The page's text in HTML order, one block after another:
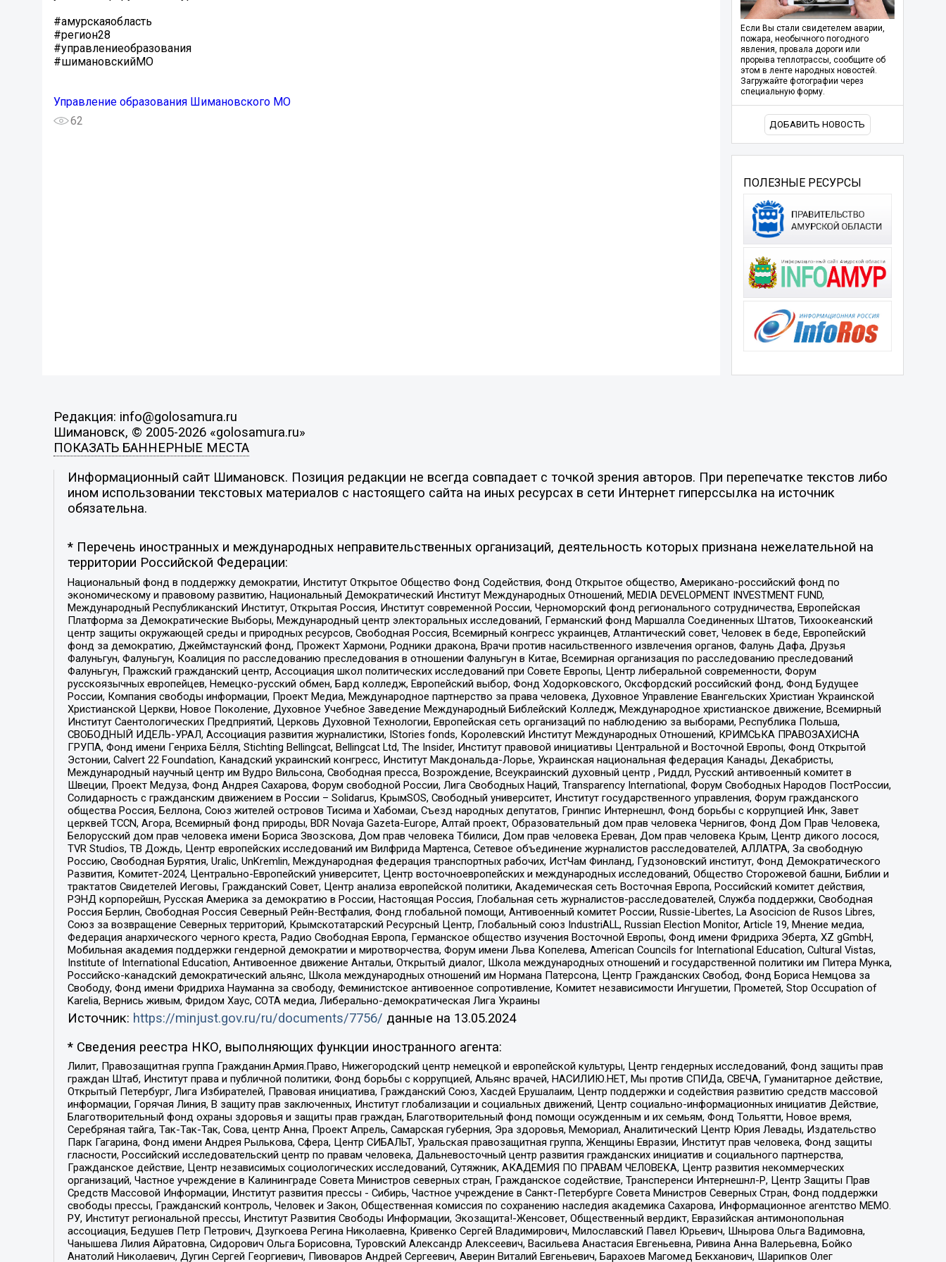
#амурскаяобласть
#регион28
#управлениеобразования
#шимановскийМО
Управление образования Шимановского МО
62
Если Вы стали свидетелем аварии,
пожара, необычного погодного
явления, провала дороги или
прорыва теплотрассы, сообщите об
этом в ленте народных новостей.
Загружайте фотографии через
специальную форму.
ДОБАВИТЬ НОВОСТЬ
ПОЛЕЗНЫЕ РЕСУРСЫ
Редакция: info@golosamura.ru
Шимановск, © 2005-2026 «golosamura.ru»
ПОКАЗАТЬ БАННЕРНЫЕ МЕСТА
Информационный сайт Шимановск. Позиция редакции не всегда совпадает с точкой зрения авторов. При перепечатке текстов либо
ином использовании текстовых материалов с настоящего сайта на иных ресурсах в сети Интернет гиперссылка на источник
обязательна.
* Перечень иностранных и международных неправительственных организаций, деятельность которых признана нежелательной на
территории Российской Федерации:
Национальный фонд в поддержку демократии, Институт Открытое Общество Фонд Содействия, Фонд Открытое общество, Американо-российский фонд по
экономическому и правовому развитию, Национальный Демократический Институт Международных Отношений, MEDIA DEVELOPMENT INVESTMENT FUND,
Международный Республиканский Институт, Открытая Россия, Институт современной России, Черноморский фонд регионального сотрудничества, Европейская
Платформа за Демократические Выборы, Международный центр электоральных исследований, Германский фонд Маршалла Соединенных Штатов, Тихоокеанский
центр защиты окружающей среды и природных ресурсов, Свободная Россия, Всемирный конгресс украинцев, Атлантический совет, Человек в беде, Европейский
фонд за демократию, Джеймстаунский фонд, Прожект Хармони, Родники дракона, Врачи против насильственного извлечения органов, Фалунь Дафа, Друзья
Фалуньгун, Фалуньгун, Коалиция по расследованию преследования в отношении Фалуньгун в Китае, Всемирная организация по расследованию преследований
Фалуньгун, Пражский гражданский центр, Ассоциация школ политических исследований при Совете Европы, Центр либеральной современности, Форум
русскоязычных европейцев, Немецко-русский обмен, Бард колледж, Европейский выбор, Фонд Ходорковского, Оксфордский российский фонд, Фонд Будущее
России, Компания свободы информации, Проект Медиа, Международное партнерство за права человека, Духовное Управление Евангельских Христиан Украинской
Христианской Церкви, Новое Поколение, Духовное Учебное Заведение Международный Библейский Колледж, Международное христианское движение, Всемирный
Институт Саентологических Предприятий, Церковь Духовной Технологии, Европейская сеть организаций по наблюдению за выборами, Республика Польша,
СВОБОДНЫЙ ИДЕЛЬ-УРАЛ, Ассоциация развития журналистики, IStories fonds, Королевский Институт Международных Отношений, КРИМСЬКА ПРАВОЗАХИСНА
ГРУПА, Фонд имени Генриха Бёлля, Stichting Bellingcat, Bellingcat Ltd, The Insider, Институт правовой инициативы Центральной и Восточной Европы, Фонд Открытой
Эстонии, Calvert 22 Foundation, Канадский украинский конгресс, Институт Макдональда-Лорье, Украинская национальная федерация Канады, Декабристы,
Международный научный центр им Вудро Вильсона, Свободная пресса, Возрождение, Всеукраинский духовный центр , Риддл, Русский антивоенный комитет в
Швеции, Проект Медуза, Фонд Андрея Сахарова, Форум свободной России, Лига Свободных Наций, Transparеncy International, Форум Свободных Народов ПостРоссии,
Солидарность с гражданским движением в России – Solidarus, КрымSOS, Свободный университет, Институт государственного управления, Форум гражданского
общества Россия, Беллона, Союз жителей островов Тисима и Хабомаи, Съезд народных депутатов, Гринпис Интернешнл, Фонд борьбы с коррупцией Инк, Завет
церквей TCCN, Агора, Всемирный фонд природы, BDR Novaja Gazeta-Europe, Алтай проект, Образовательный дом прав человека Чернигов, Фонд Дом Прав Человека,
Белорусский дом прав человека имени Бориса Звозскова, Дом прав человека Тбилиси, Дом прав человека Ереван, Дом прав человека Крым, Центр дикого лосося,
TVR Studios, ТВ Дождь, Центр европейских исследований им Вилфрида Мартенса, Сетевое объединение журналистов расследователей, АЛЛАТРА, За свободную
Россию, Свободная Бурятия, Uralic, UnKremlin, Международная федерация транспортных рабочих, ИстЧам Финланд, Гудзоновский институт, Фонд Демократического
Развития, Комитет-2024, Центрально-Европейский университет, Центр восточноевропейских и международных исследований, Общество Сторожевой башни, Библии и
трактатов Свидетелей Иеговы, Гражданский Совет, Центр анализа европейской политики, Академическая сеть Восточная Европа, Российский комитет действия,
РЭНД корпорейшн, Русская Америка за демократию в России, Настоящая Россия, Глобальная сеть журналистов-расследователей, Служба поддержки, Свободная
Россия Берлин, Свободная Россия Северный Рейн-Вестфалия, Фонд глобальной помощи, Антивоенный комитет России, Russie-Libertes, La Asocicion de Rusos Libres,
Союз за возвращение Северных территорий, Крымскотатарский Ресурсный Центр, Глобальный союз IndustriALL, Russian Election Monitor, Article 19, Мнение медиа,
Федерация анархического черного креста, Радио Свободная Европа, Германское общество изучения Восточной Европы, Фонд имени Фридриха Эберта, XZ gGmbH,
Мобильная академия поддержки гендерной демократии и миротворчества, Форум имени Льва Копелева, American Councils for International Education, Cultural Vistas,
Institute of International Education, Антивоенное движение Антальи, Открытый диалог, Школа международных отношений и государственной политики им Питера Мунка,
Российско-канадский демократический альянс, Школа международных отношений им Нормана Патерсона, Центр Гражданских Свобод, Фонд Бориса Немцова за
Свободу, Фонд имени Фридриха Науманна за свободу, Феминистское антивоенное сопротивление, Комитет независимости Ингушетии, Прометей, Stop Occupation of
Karelia, Вернись живым, Фридом Хаус, СОТА медиа, Либерально-демократическая Лига Украины
Источник: https://minjust.gov.ru/ru/documents/7756/ данные на 13.05.2024
* Сведения реестра НКО, выполняющих функции иностранного агента:
Лилит, Правозащитная группа Гражданин.Армия.Право, Нижегородский центр немецкой и европейской культуры, Центр гендерных исследований, Фонд защиты прав
граждан Штаб, Институт права и публичной политики, Фонд борьбы с коррупцией, Альянс врачей, НАСИЛИЮ.НЕТ, Мы против СПИДа, СВЕЧА, Гуманитарное действие,
Открытый Петербург, Лига Избирателей, Правовая инициатива, Гражданский Союз, Хасдей Ерушалаим, Центр поддержки и содействия развитию средств массовой
информации, Горячая Линия, В защиту прав заключенных, Институт глобализации и социальных движений, Центр социально-информационных инициатив Действие,
Благотворительный фонд охраны здоровья и защиты прав граждан, Благотворительный фонд помощи осужденным и их семьям, Фонд Тольятти, Новое время,
Серебряная тайга, Так-Так-Так, Сова, центр Анна, Проект Апрель, Самарская губерния, Эра здоровья, Мемориал, Аналитический Центр Юрия Левады, Издательство
Парк Гагарина, Фонд имени Андрея Рылькова, Сфера, Центр СИБАЛЬТ, Уральская правозащитная группа, Женщины Евразии, Институт прав человека, Фонд защиты
гласности, Российский исследовательский центр по правам человека, Дальневосточный центр развития гражданских инициатив и социального партнерства,
Гражданское действие, Центр независимых социологических исследований, Сутяжник, АКАДЕМИЯ ПО ПРАВАМ ЧЕЛОВЕКА, Центр развития некоммерческих
организаций, Частное учреждение в Калининграде Совета Министров северных стран, Гражданское содействие, Трансперенси Интернешнл-Р, Центр Защиты Прав
Средств Массовой Информации, Институт развития прессы - Сибирь, Частное учреждение в Санкт-Петербурге Совета Министров Северных Стран, Фонд поддержки
свободы прессы, Гражданский контроль, Человек и Закон, Общественная комиссия по сохранению наследия академика Сахарова, Информационное агентство МЕМО.
РУ, Институт региональной прессы, Институт Развития Свободы Информации, Экозащита!-Женсовет, Общественный вердикт, Евразийская антимонопольная
ассоциация, Бедушев Петр Петрович, Дзугкоева Регина Николаевна, Кривенко Сергей Владимирович, Милославский Павел Юрьевич, Шнырова Ольга Вадимовна,
Чанышева Лилия Айратовна, Сидорович Ольга Борисовна, Туровский Александр Алексеевич, Васильева Анастасия Евгеньевна, Ривина Анна Валерьевна, Бойко
Анатолий Николаевич, Дугин Сергей Георгиевич, Пивоваров Андрей Сергеевич, Аверин Виталий Евгеньевич, Барахоев Магомед Бекханович, Шарипков Олег